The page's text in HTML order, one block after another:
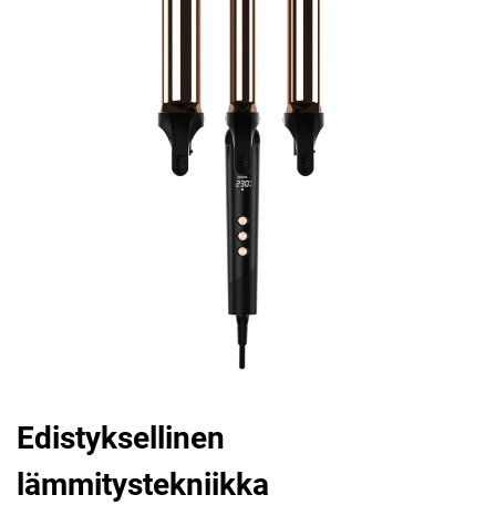
Edistyksellinen
lämmitystekniikka